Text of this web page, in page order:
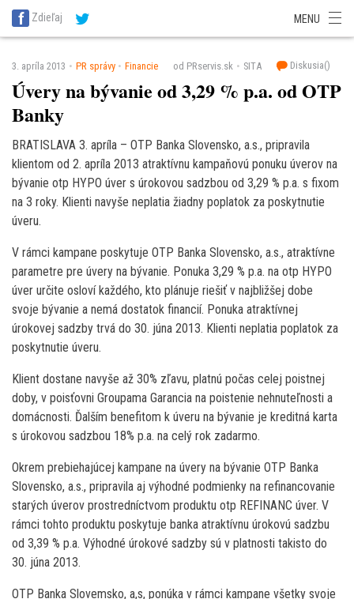
SITA Energetika
SITA Potravinárstvo
Zdieľaj MENU
3. apríla 2013 PR správy Financie od PRservis.sk SITA Diskusia()
Úvery na bývanie od 3,29 % p.a. od OTP
Banky
BRATISLAVA 3. apríla – OTP Banka Slovensko, a.s., pripravila
klientom od 2. apríla 2013 atraktívnu kampaňovú ponuku úverov na
bývanie otp HYPO úver s úrokovou sadzbou od 3,29 % p.a. s fixom
na 3 roky. Klienti navyše neplatia žiadny poplatok za poskytnutie
úveru.
V rámci kampane poskytuje OTP Banka Slovensko, a.s., atraktívne
parametre pre úvery na bývanie. Ponuka 3,29 % p.a. na otp HYPO
úver určite osloví každého, kto plánuje riešiť v najbližšej dobe
svoje bývanie a nemá dostatok financií. Ponuka atraktívnej
úrokovej sadzby trvá do 30. júna 2013. Klienti neplatia poplatok za
poskytnutie úveru.
Klient dostane navyše až 30% zľavu, platnú počas celej poistnej
doby, v poisťovni Groupama Garancia na poistenie nehnuteľnosti a
domácnosti. Ďalším benefitom k úveru na bývanie je kreditná karta
s úrokovou sadzbou 18% p.a. na celý rok zadarmo.
Okrem prebiehajúcej kampane na úvery na bývanie OTP Banka
Slovensko, a.s., pripravila aj výhodné podmienky na refinancovanie
starých úverov prostredníctvom produktu otp REFINANC úver. V
rámci tohto produktu poskytuje banka atraktívnu úrokovú sadzbu
od 3,39 % p.a. Výhodné úrokové sadzby sú v platnosti takisto do
30. júna 2013.
OTP Banka Slovemsko, a,s, ponúka v rámci kampane všetky svoje